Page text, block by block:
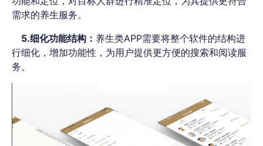
需求的养生服务。
5.细化功能结构： 养生类APP需要将整个软件的结构进
行细化，增加功能性，为用户提供更方便的搜索和阅读服
务。